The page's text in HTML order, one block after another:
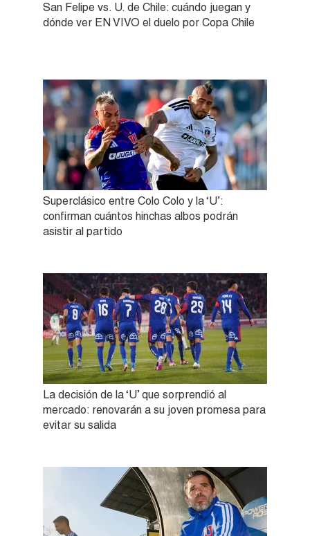
San Felipe vs. U. de Chile: cuándo juegan y
dónde ver EN VIVO el duelo por Copa Chile
Superclásico entre Colo Colo y la ‘U’:
confirman cuántos hinchas albos podrán
asistir al partido
La decisión de la ‘U’ que sorprendió al
mercado: renovarán a su joven promesa para
evitar su salida